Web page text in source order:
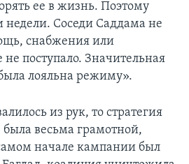
ее в жизнь. Поэтому
недели. Соседи Саддама не
снабжения или
поступало. Значительная
лояльна режиму».
из рук, то стратегия
весьма грамотной,
начале кампании был